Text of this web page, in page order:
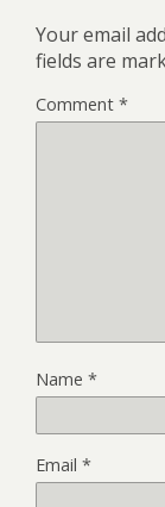
Your email
fields are
Comment *
Name *
Email *